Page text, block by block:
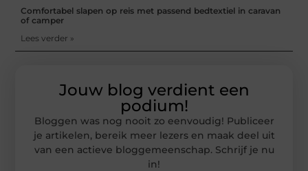
Comfortabel slapen op reis met passend bedtextiel in caravan
of camper
Lees verder »
Jouw blog verdient een
podium!
Bloggen was nog nooit zo eenvoudig! Publiceer
je artikelen, bereik meer lezers en maak deel uit
van een actieve bloggemeenschap. Schrijf je nu
in!